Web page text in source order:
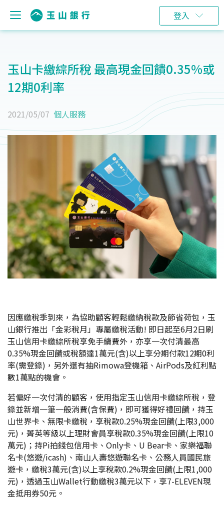
登入
玉山卡繳綜所稅 最高現金回饋0.35%或
12期0利率
2021/05/07 個人服務
因應繳稅季到來，為協助顧客輕鬆繳納稅款及節省荷包，玉
山銀行推出「金彩稅月」專屬繳稅活動! 即日起至6月2日刷
玉山信用卡繳綜所稅享免手續費外，亦享一次付清最高
0.35%現金回饋或稅額達1萬元(含)以上享分期付款12期0利
率(需登錄)，另外還有抽Rimowa登機箱、AirPods及紅利點
數1萬點的機會。
若偏好一次付清的顧客，使用指定玉山信用卡繳綜所稅，登
錄並新增一筆一般消費(含保費)，即可獲得好禮回饋，持玉
山世界卡、無限卡繳稅，享稅款0.25%現金回饋(上限3,000
元)，菁英等級以上理財會員享稅款0.35%現金回饋(上限10
萬元)；持Pi拍錢包信用卡、Only卡、U Bear卡、家樂福聯
名卡(悠遊/icash)、南山人壽悠遊聯名卡、公務人員國民旅
遊卡，繳稅3萬元(含)以上享稅款0.2%現金回饋(上限1,000
元)，透過玉山Wallet行動繳稅3萬元以下，享7-ELEVEN現
金抵用券50元。